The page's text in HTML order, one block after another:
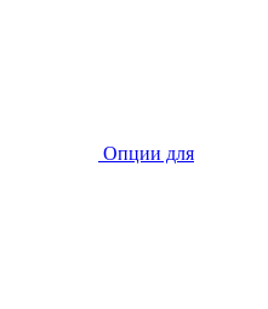
Опции для